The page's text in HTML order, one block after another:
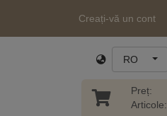
Creați-vă un cont
RO
Preț:
Articole: